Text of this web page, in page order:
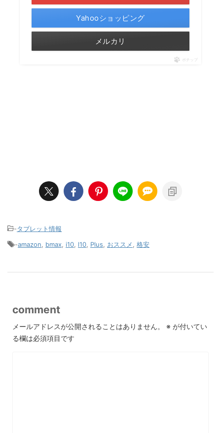
Yahooショッピング
メルカリ
ポチップ
-タブレット情報
-amazon bmax i10 l10 Plus おススメ 格安
comment
メールアドレスが公開されることはありません。 ※ が付いてい
る欄は必須項目です